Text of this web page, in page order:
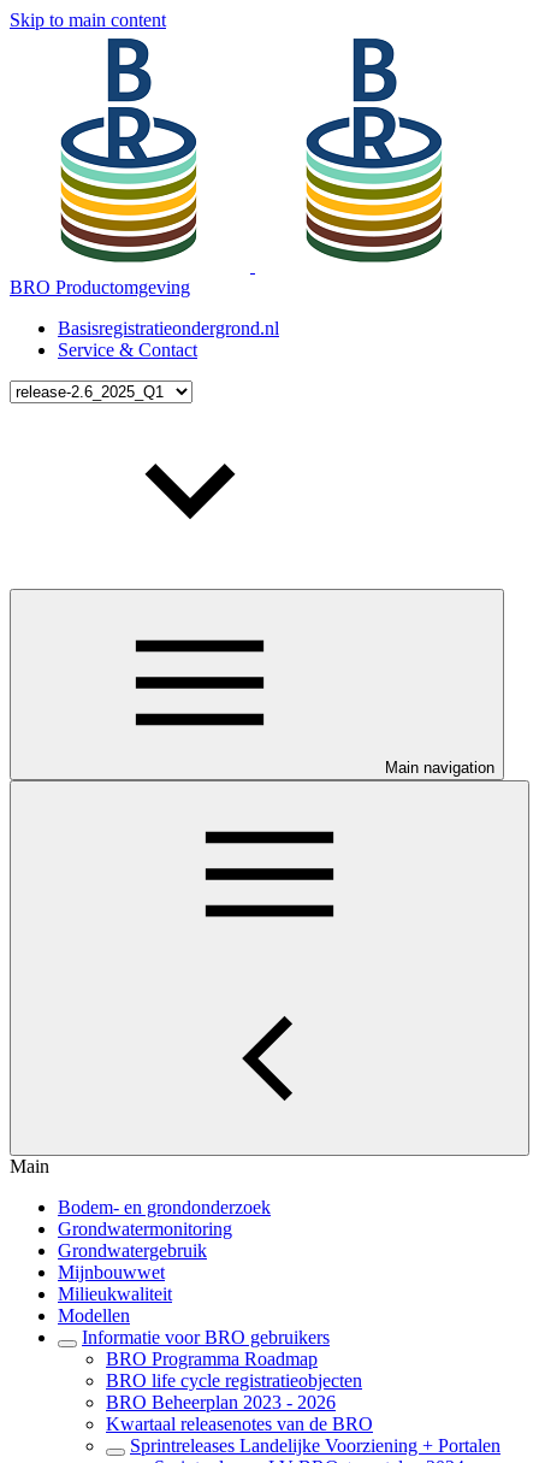
Skip to main content
BRO Productomgeving
Basisregistratieondergrond.nl
Service & Contact
Main navigation
Main
Bodem- en grondonderzoek
Grondwatermonitoring
Grondwatergebruik
Mijnbouwwet
Milieukwaliteit
Modellen
Informatie voor BRO gebruikers
BRO Programma Roadmap
BRO life cycle registratieobjecten
BRO Beheerplan 2023 - 2026
Kwartaal releasenotes van de BRO
Sprintreleases Landelijke Voorziening + Portalen